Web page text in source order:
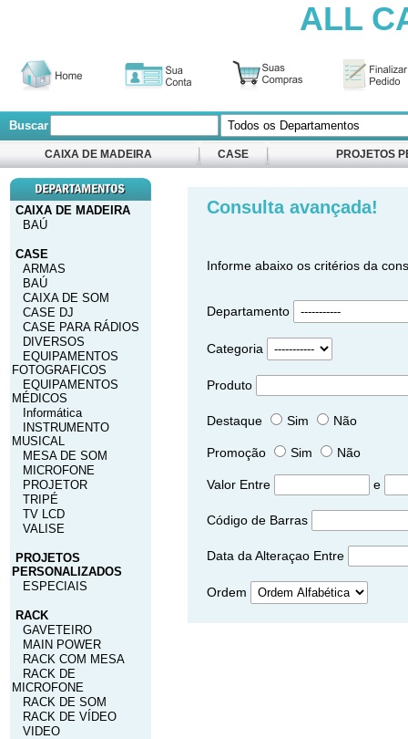
ALL
Buscar
CAIXA DE MADEIRA CASE PROJETOS
CAIXA DE MADEIRA
BAÚ
CASE
ARMAS
BAÚ
CAIXA DE SOM
CASE DJ
CASE PARA RÁDIOS
DIVERSOS
EQUIPAMENTOS
FOTOGRAFICOS
EQUIPAMENTOS
MÉDICOS
Informática
INSTRUMENTO
MUSICAL
MESA DE SOM
MICROFONE
PROJETOR
TRIPÉ
TV LCD
VALISE
PROJETOS
PERSONALIZADOS
ESPECIAIS
RACK
GAVETEIRO
MAIN POWER
RACK COM MESA
RACK DE
MICROFONE
RACK DE SOM
RACK DE VÍDEO
VIDEO
Consulta avançada!
Informe abaixo os critérios da
Departamento
Categoria
Produto
Destaque Sim Não
Promoção Sim Não
Valor Entre e
Código de Barras
Data da Alteraçao Entre
Ordem